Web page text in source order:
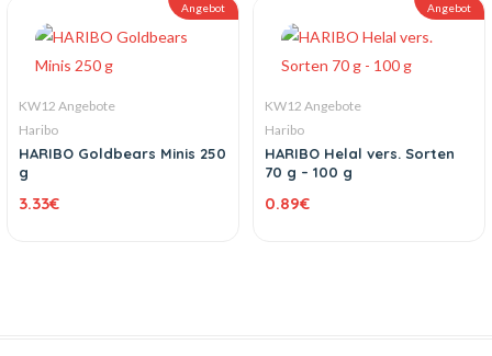
Angebot
KW12 Angebote
Haribo
HARIBO Goldbears Minis 250
g
3.33€
Angebot
KW12 Angebote
Haribo
HARIBO Helal vers. Sorten
70 g – 100 g
0.89€